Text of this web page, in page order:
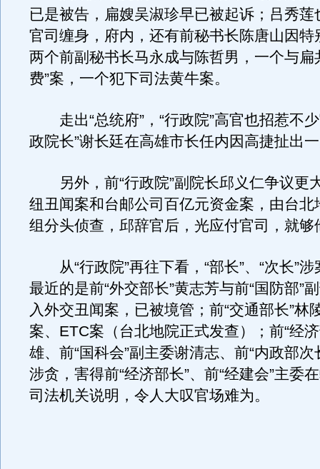
已是被告，扁嫂吴淑珍早已被起诉；吕秀莲
官司缠身，府内，还有前秘书长陈唐山因特
两个前副秘书长马永成与陈哲男，一个与扁
费”案，一个犯下司法黄牛案。
走出“总统府”，“行政院”高官也招惹不少
政院长”谢长廷在高雄市长任内因高捷扯出
另外，前“行政院”副院长邱义仁争议更
纽丑闻案和台邮公司百亿元资金案，由台北
组分头侦查，邱辞官后，光应付官司，就够
从“行政院”再往下看，“部长”、“次长”涉
最近的是前“外交部长”黄志芳与前“国防部”
入外交丑闻案，已被境管；前“交通部长”林
案、ETC案（台北地院正式发查）；前“经
雄、前“国科会”副主委谢清志、前“内政部次
涉贪，害得前“经济部长”、前“经建会”主委
司法机关说明，令人大叹官场难为。